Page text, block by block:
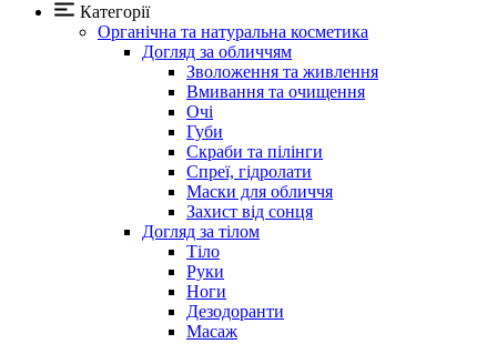
Категорії
Органічна та натуральна косметика
Догляд за обличчям
Зволоження та живлення
Вмивання та очищення
Очі
Губи
Скраби та пілінги
Спреї, гідролати
Маски для обличчя
Захист від сонця
Догляд за тілом
Тіло
Руки
Ноги
Дезодоранти
Масаж